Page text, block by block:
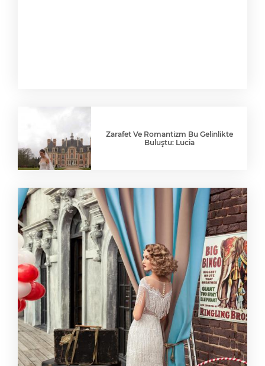
Zarafet Ve Romantizm Bu Gelinlikte
Buluştu: Lucia